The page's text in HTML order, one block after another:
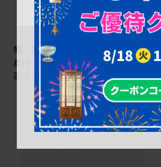
幅：77㎜
奥行：7㎜
高さ：47㎜